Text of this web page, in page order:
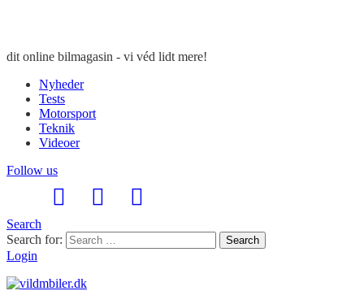
dit online bilmagasin - vi véd lidt mere!
Nyheder
Tests
Motorsport
Teknik
Videoer
Follow us
Search
Search for:
Search
Login